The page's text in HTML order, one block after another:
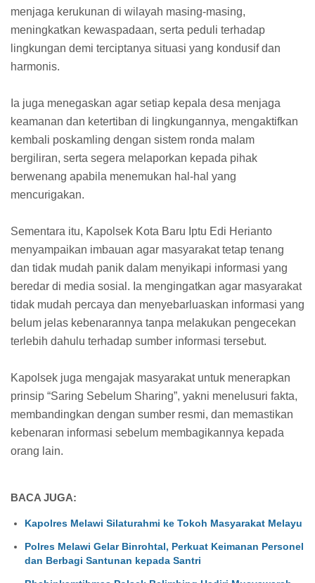
menjaga kerukunan di wilayah masing-masing,
meningkatkan kewaspadaan, serta peduli terhadap
lingkungan demi terciptanya situasi yang kondusif dan
harmonis.
Ia juga menegaskan agar setiap kepala desa menjaga
keamanan dan ketertiban di lingkungannya, mengaktifkan
kembali poskamling dengan sistem ronda malam
bergiliran, serta segera melaporkan kepada pihak
berwenang apabila menemukan hal-hal yang
mencurigakan.
Sementara itu, Kapolsek Kota Baru Iptu Edi Herianto
menyampaikan imbauan agar masyarakat tetap tenang
dan tidak mudah panik dalam menyikapi informasi yang
beredar di media sosial. Ia mengingatkan agar masyarakat
tidak mudah percaya dan menyebarluaskan informasi yang
belum jelas kebenarannya tanpa melakukan pengecekan
terlebih dahulu terhadap sumber informasi tersebut.
Kapolsek juga mengajak masyarakat untuk menerapkan
prinsip “Saring Sebelum Sharing”, yakni menelusuri fakta,
membandingkan dengan sumber resmi, dan memastikan
kebenaran informasi sebelum membagikannya kepada
orang lain.
BACA JUGA:
Kapolres Melawi Silaturahmi ke Tokoh Masyarakat Melayu
Polres Melawi Gelar Binrohtal, Perkuat Keimanan Personel
dan Berbagi Santunan kepada Santri